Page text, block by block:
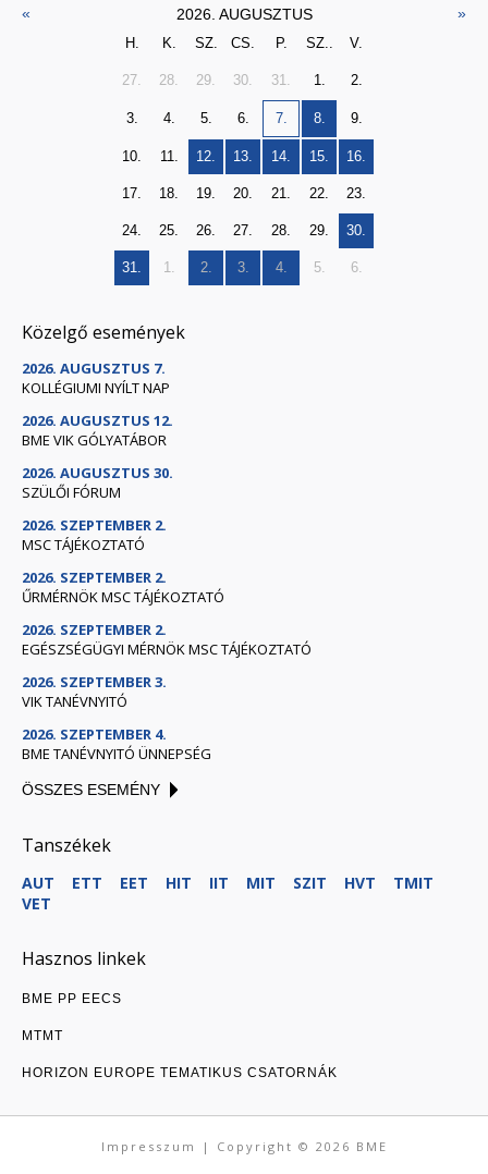
« 2026. AUGUSZTUS »
H. K. SZ. CS. P. SZ.. V.
27. 28. 29. 30. 31. 1. 2.
3. 4. 5. 6. 7. 8. 9.
10. 11. 12. 13. 14. 15. 16.
17. 18. 19. 20. 21. 22. 23.
24. 25. 26. 27. 28. 29. 30.
31. 1. 2. 3. 4. 5. 6.
Közelgő események
2026. AUGUSZTUS 7.
KOLLÉGIUMI NYÍLT NAP
2026. AUGUSZTUS 12.
BME VIK GÓLYATÁBOR
2026. AUGUSZTUS 30.
SZÜLŐI FÓRUM
2026. SZEPTEMBER 2.
MSC TÁJÉKOZTATÓ
2026. SZEPTEMBER 2.
ŰRMÉRNÖK MSC TÁJÉKOZTATÓ
2026. SZEPTEMBER 2.
EGÉSZSÉGÜGYI MÉRNÖK MSC TÁJÉKOZTATÓ
2026. SZEPTEMBER 3.
VIK TANÉVNYITÓ
2026. SZEPTEMBER 4.
BME TANÉVNYITÓ ÜNNEPSÉG
ÖSSZES ESEMÉNY
Tanszékek
AUT ETT EET HIT IIT MIT SZIT HVT
TMIT
VET
Hasznos linkek
BME PP EECS
MTMT
HORIZON EUROPE TEMATIKUS CSATORNÁK
Impresszum | Copyright © 2026 BME